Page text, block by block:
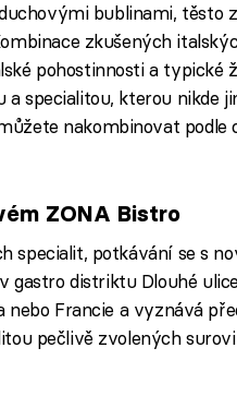
bublinami, těsto
zkušených
pohostinnosti a typické
specialitou, kterou nikde
nakombinovat podle
ZONA Bistro
specialit, potkávání se s
v gastro distriktu Dlouhé
nebo Francie a vyznává
pečlivě zvolených